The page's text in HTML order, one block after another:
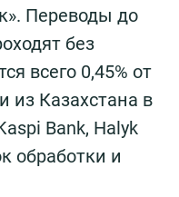
Переводы до
без
всего 0,45% от
из Казахстана в
Bank, Halyk
обработки и